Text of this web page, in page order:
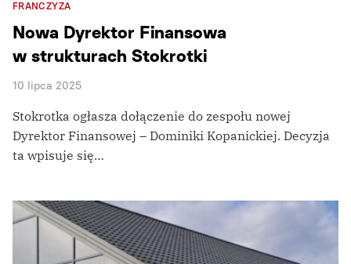
FRANCZYZA
Nowa Dyrektor Finansowa
w strukturach Stokrotki
10 lipca 2025
Stokrotka ogłasza dołączenie do zespołu nowej
Dyrektor Finansowej – Dominiki Kopanickiej. Decyzja
ta wpisuje się…